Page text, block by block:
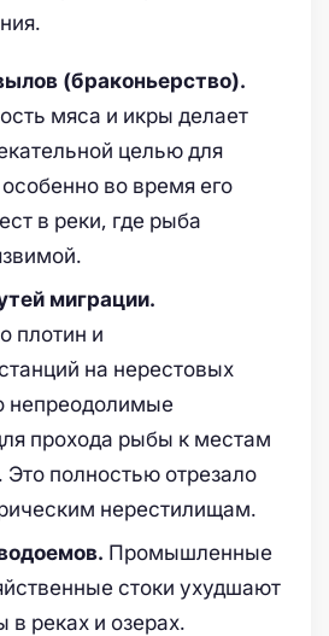
(браконьерство).
мяса и икры делает
целью для
во время его
в реки, где рыба
миграции.
плотин и
на нерестовых
непреодолимые
прохода рыбы к местам
полностью отрезало
нерестилищам.
Промышленные
стоки ухудшают
в реках и озерах.